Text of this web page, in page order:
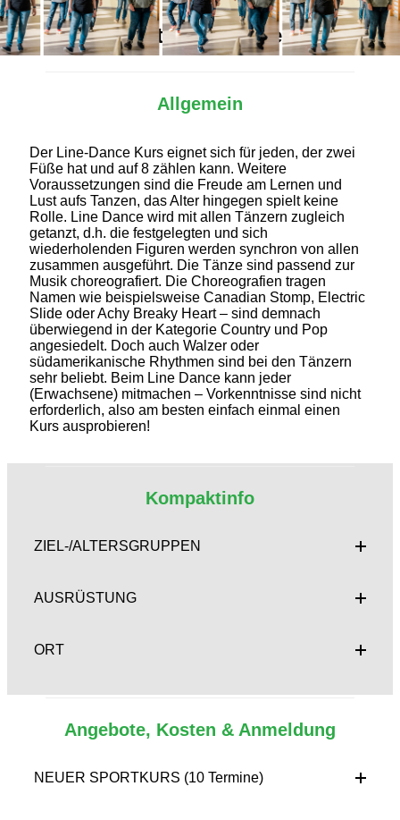
Alles Wichtige auf einen Blick
Allgemein
Der Line-Dance Kurs eignet sich für jeden, der zwei
Füße hat und auf 8 zählen kann. Weitere
Voraussetzungen sind die Freude am Lernen und
Lust aufs Tanzen, das Alter hingegen spielt keine
Rolle. Line Dance wird mit allen Tänzern zugleich
getanzt, d.h. die festgelegten und sich
wiederholenden Figuren werden synchron von allen
zusammen ausgeführt. Die Tänze sind passend zur
Musik choreografiert. Die Choreografien tragen
Namen wie beispielsweise Canadian Stomp, Electric
Slide oder Achy Breaky Heart – sind demnach
überwiegend in der Kategorie Country und Pop
angesiedelt. Doch auch Walzer oder
südamerikanische Rhythmen sind bei den Tänzern
sehr beliebt. Beim Line Dance kann jeder
(Erwachsene) mitmachen – Vorkenntnisse sind nicht
erforderlich, also am besten einfach einmal einen
Kurs ausprobieren!
Kompaktinfo
ZIEL-/ALTERSGRUPPEN
AUSRÜSTUNG
ORT
Angebote, Kosten & Anmeldung
NEUER SPORTKURS (10 Termine)